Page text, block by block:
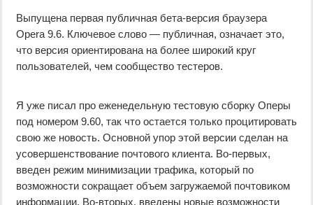
Выпущена первая публичная бета-версия браузера
Opera 9.6. Ключевое слово — публичная, означает это,
что версия ориентирована на более широкий круг
пользователей, чем сообщество тестеров.
Я уже писал про еженедельную тестовую сборку Оперы
под номером 9.60, так что остается только процитировать
свою же новость. Основной упор этой версии сделан на
усовершенствование почтового клиента. Во-первых,
введен режим минимизации трафика, который по
возможности сокращает объем загружаемой почтовиком
информации. Во-вторых, введены новые возможности